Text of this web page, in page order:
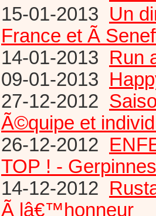
15-01-2013 Un
France et Ã
14-01-2013 Run
09-01-2013
27-12-2012
Ã©quipe et
26-12-2012
TOP ! - Gerpinnes
14-12-2012
Ã lâ€™honneur